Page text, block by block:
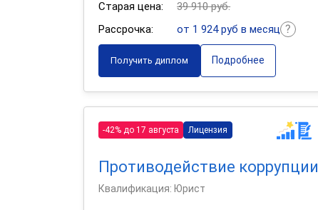
Старая цена:
39 910 руб.
Рассрочка:
от 1 924 руб в месяц
Получить диплом Подробнее
-42% до 17 августа Лицензия
Противодействие коррупции
Квалификация: Юрист